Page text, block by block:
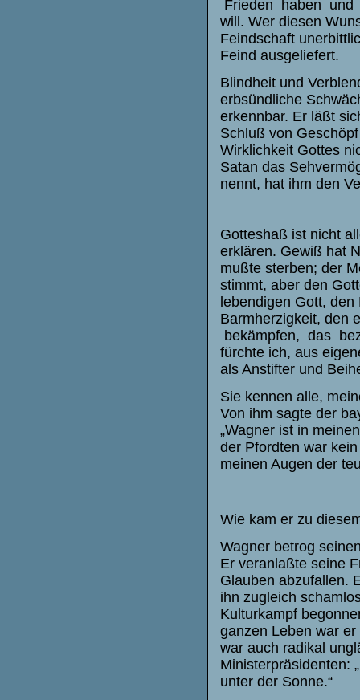
Frieden haben und
will. Wer diesen
Feindschaft
Feind ausgeliefert.
Blindheit und
erbsündliche
erkennbar. Er läßt
Schluß von
Wirklichkeit Gottes
Satan das
nennt, hat ihm den
Gotteshaß ist nicht
erklären. Gewiß hat
mußte sterben; der
stimmt, aber den
lebendigen Gott,
Barmherzigkeit, den
bekämpfen, das
fürchte ich, aus
als Anstifter und
Sie kennen alle,
Von ihm sagte der
„Wagner ist in
der Pfordten war
meinen Augen der
Wie kam er zu
Wagner betrog
Er veranlaßte seine
Glauben abzufallen.
ihn zugleich
Kulturkampf
ganzen Leben war
war auch radikal
Ministerpräsidenten:
unter der Sonne.“